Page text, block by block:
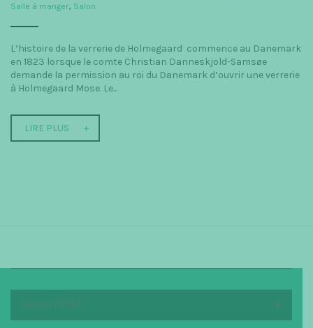
Salle à manger, Salon
L’histoire de la verrerie de Holmegaard commence au Danemark
en 1823 lorsque le comte Christian Danneskjold-Samsøe
demande la permission au roi du Danemark d’ouvrir une verrerie
à Holmegaard Mose. Le...
LIRE PLUS